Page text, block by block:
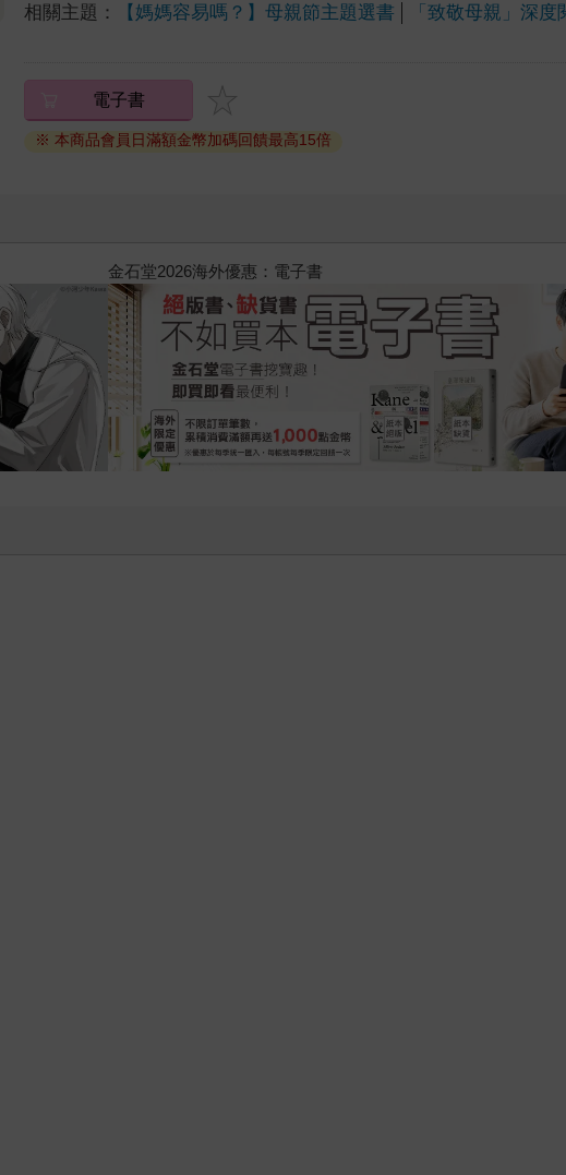
相關主題： 【媽媽容易嗎？】母親節主題選書 「致敬母親」深度
電子書
※ 本商品會員日滿額金幣加碼回饋最高15倍
2026金石堂暑假漫博〈你好，我吃一點〉第二波